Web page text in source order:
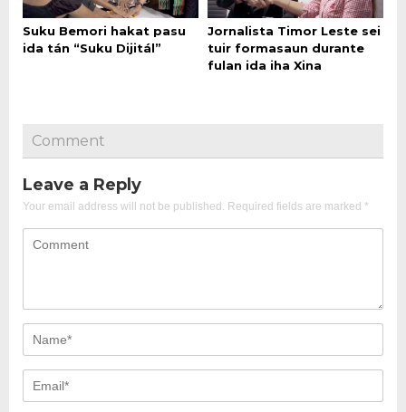
Suku Bemori hakat pasu
ida tán “Suku Dijitál”
Jornalista Timor Leste sei
tuir formasaun durante
fulan ida iha Xina
Comment
Leave a Reply
Your email address will not be published. Required fields are marked *